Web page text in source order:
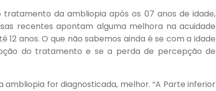
da ambliopia após os 07 anos de idade,
recentes apontam alguma melhora na acuidade
12 anos. O que não sabemos ainda é se com a idade
do tratamento e se a perda de percepção de
for diagnosticada, melhor. “A Parte inferior